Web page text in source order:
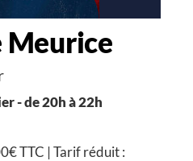
Meurice
- de 20h à 22h
TTC | Tarif réduit :